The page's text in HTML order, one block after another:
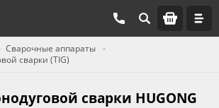
Сварочные аппараты
сварки (TIG)
сварки HUGONG